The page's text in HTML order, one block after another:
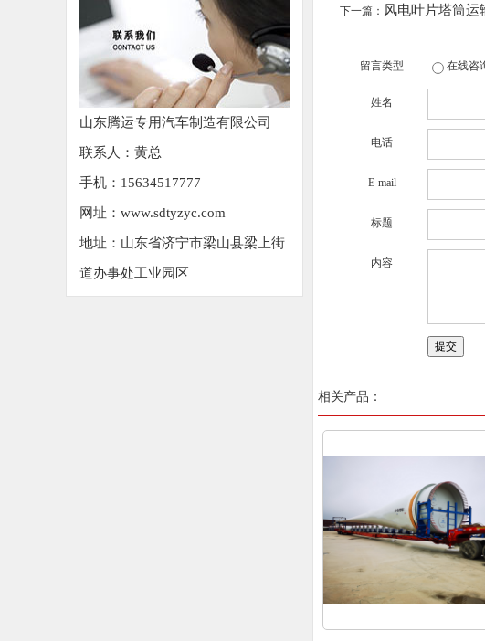
山东腾运专用汽车制造有限公司
联系人：黄总
手机：15634517777
网址：www.sdtyzyc.com
地址：山东省济宁市梁山县梁上街
道办事处工业园区
下一篇： 风电叶片塔筒运
留言类型 在线咨
姓名
电话
E-mail
标题
内容
相关产品：